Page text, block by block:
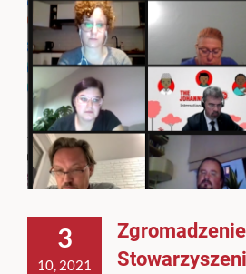
3
10, 2021